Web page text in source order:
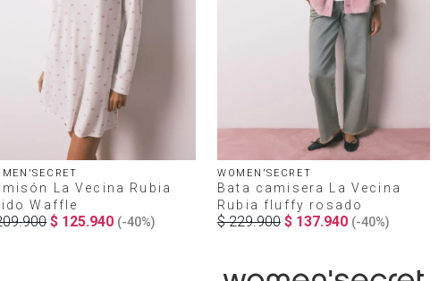
La Vecina Rubia
Waffle
.900 $ 125.940 (-40%)
WOMEN'SECRET
Bata camisera La Vecina
Rubia fluffy rosado
$ 229.900 $ 137.940 (-40%)